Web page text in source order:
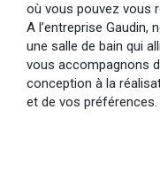
où vous pouvez vous
A l’entreprise Gaudin,
une salle de bain qui
vous accompagnons
conception à la
et de vos préférences.